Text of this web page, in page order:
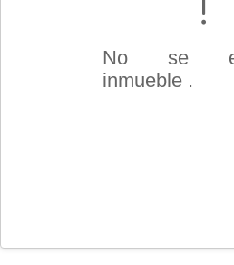
No se
inmueble .